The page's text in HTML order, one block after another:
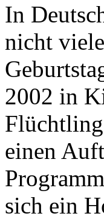
In
nicht
2002 in
einen
sich ein